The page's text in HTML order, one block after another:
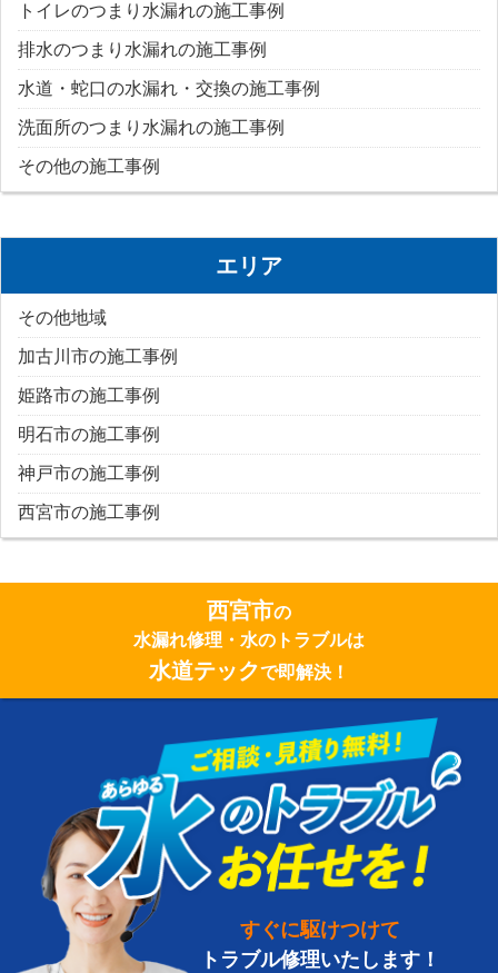
トイレのつまり水漏れの施工事例
排水のつまり水漏れの施工事例
水道・蛇口の水漏れ・交換の施工事例
洗面所のつまり水漏れの施工事例
その他の施工事例
エリア
その他地域
加古川市の施工事例
姫路市の施工事例
明石市の施工事例
神戸市の施工事例
西宮市の施工事例
西宮市の
水漏れ修理・水のトラブルは
水道テックで即解決！
すぐに駆けつけて
トラブル修理いたします！